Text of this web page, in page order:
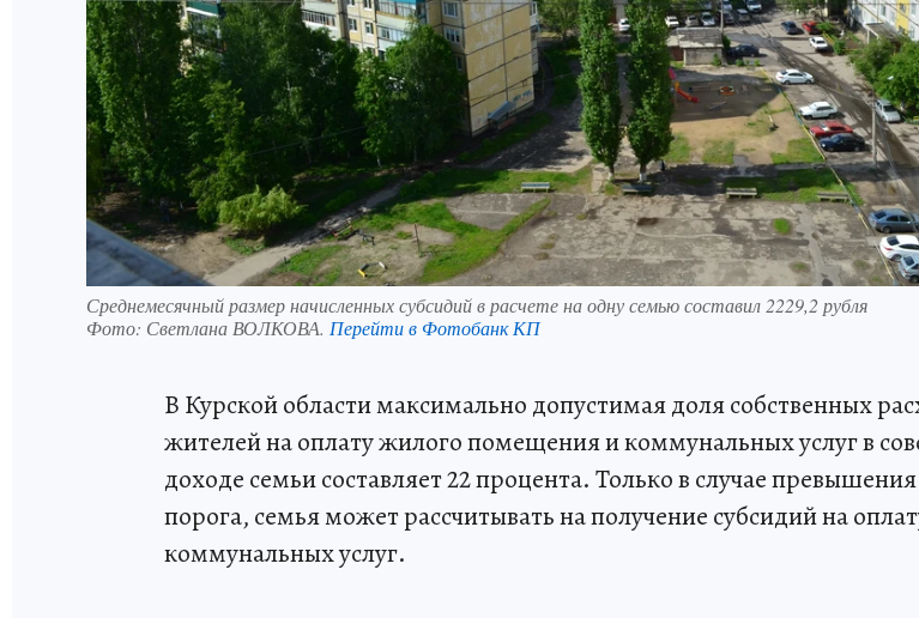
Среднемесячный размер начисленных субсидий в расчете на одну семью составил 2229,2 рубля
Фото: Светлана ВОЛКОВА. Перейти в Фотобанк КП
В Курской области максимально допустимая доля собственных
жителей на оплату жилого помещения и коммунальных услуг в
доходе семьи составляет 22 процента. Только в случае превышения
порога, семья может рассчитывать на получение субсидий на
коммунальных услуг.